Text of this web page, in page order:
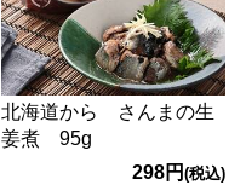
北海道から さんまの生
姜煮 95g
298円 (税込)